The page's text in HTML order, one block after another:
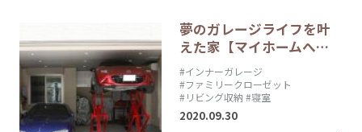
夢のガレージライフを叶
えた家【マイホームへ…
#インナーガレージ
#ファミリークローゼット
#リビング収納 #寝室
2020.09.30